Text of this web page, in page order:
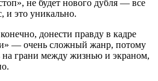
не будет нового дуб­ля — все
и это уникально.
донести правду в кад­ре
— очень сложный жанр, потому
на грани между жизнью и экраном,